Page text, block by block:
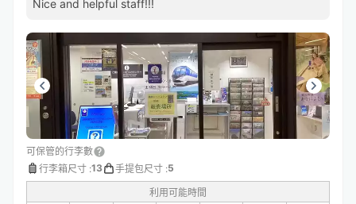
Nice and helpful staff!!!
可保管的行李數
行李箱尺寸 :13 手提包尺寸 :5
利用可能時間